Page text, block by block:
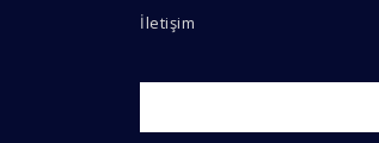
İletişim